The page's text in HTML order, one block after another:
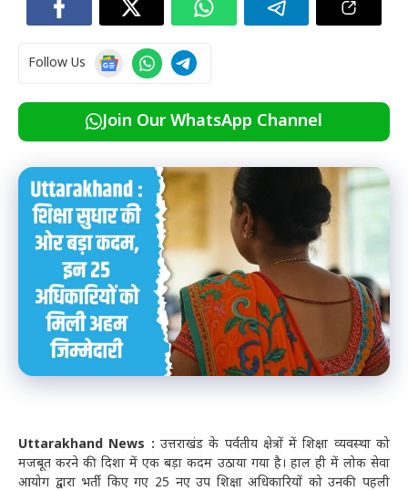
Follow Us
Join Our WhatsApp Channel
Uttarakhand News : उत्तराखंड के पर्वतीय क्षेत्रों में शिक्षा व्यवस्था को
मजबूत करने की दिशा में एक बड़ा कदम उठाया गया है। हाल ही में लोक सेवा
आयोग द्वारा भर्ती किए गए 25 नए उप शिक्षा अधिकारियों को उनकी पहली